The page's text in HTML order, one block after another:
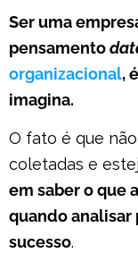
Ser uma
pensamento
organizacional,
imagina.
O fato é que
coletadas e
em saber o que
quando analisar
sucesso.